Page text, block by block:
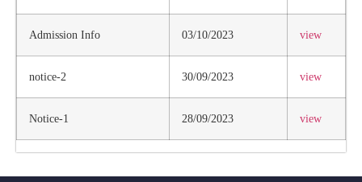
Admission Info 03/10/2023 view
notice-2 30/09/2023 view
Notice-1 28/09/2023 view